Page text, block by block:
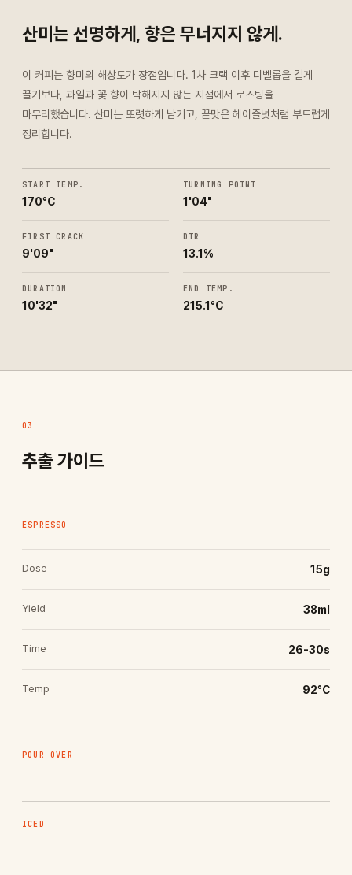
산미는 선명하게, 향은 무너지지 않게.
이 커피는 향미의 해상도가 장점입니다. 1차 크랙 이후 디벨롭을 길게
끌기보다, 과일과 꽃 향이 탁해지지 않는 지점에서 로스팅을
마무리했습니다. 산미는 또렷하게 남기고, 끝맛은 헤이즐넛처럼 부드럽게
정리합니다.
START TEMP.
170°C
TURNING POINT
1'04"
FIRST CRACK
9'09"
DTR
13.1%
DURATION
10'32"
END TEMP.
215.1°C
03
추출 가이드
ESPRESSO
Dose 15g
Yield 38ml
Time 26-30s
Temp 92°C
POUR OVER
ICED